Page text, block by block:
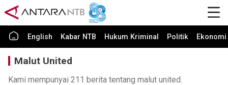
English Kabar NTB Hukum Kriminal Politik
Malut United
Kami mempunyai 211 berita tentang malut united.